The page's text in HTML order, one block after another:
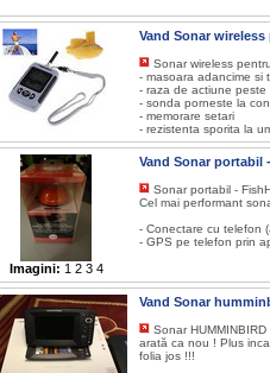
Vand Sonar
Sonar wireless
- masoara adancime si
- raza de actiune peste
- sonda porneste la
- memorare setari
- rezistenta sporita la
Imagini: 1 2 3 4
Vand Sonar portabil
Sonar portabil -
Cel mai performant
- Conectare cu telefon
- GPS pe telefon prin
Vand Sonar
Sonar
arată ca nou ! Plus
folia jos !!!